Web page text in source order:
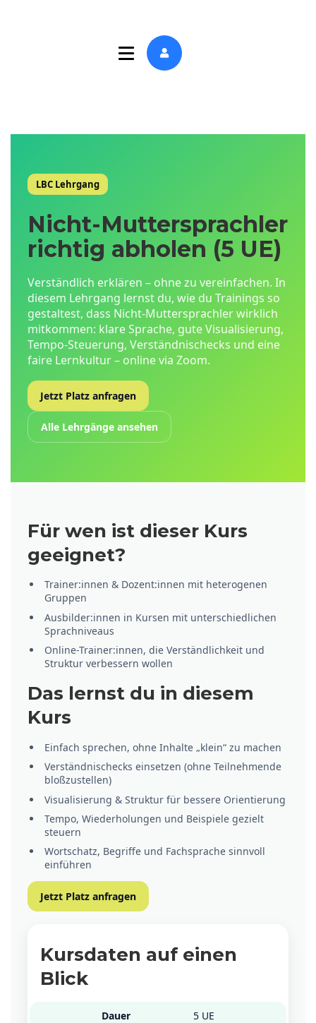
LBC Lehrgang
Nicht-Muttersprachler
richtig abholen (5 UE)
Verständlich erklären – ohne zu vereinfachen. In
diesem Lehrgang lernst du, wie du Trainings so
gestaltest, dass Nicht-Muttersprachler wirklich
mitkommen: klare Sprache, gute Visualisierung,
Tempo-Steuerung, Verständnischecks und eine
faire Lernkultur – online via Zoom.
Jetzt Platz anfragen
Alle Lehrgänge ansehen
Für wen ist dieser Kurs
geeignet?
Trainer:innen & Dozent:innen mit heterogenen
Gruppen
Ausbilder:innen in Kursen mit unterschiedlichen
Sprachniveaus
Online-Trainer:innen, die Verständlichkeit und
Struktur verbessern wollen
Das lernst du in diesem
Kurs
Einfach sprechen, ohne Inhalte „klein“ zu machen
Verständnischecks einsetzen (ohne Teilnehmende
bloßzustellen)
Visualisierung & Struktur für bessere Orientierung
Tempo, Wiederholungen und Beispiele gezielt
steuern
Wortschatz, Begriffe und Fachsprache sinnvoll
einführen
Jetzt Platz anfragen
Kursdaten auf einen
Blick
Dauer 5 UE